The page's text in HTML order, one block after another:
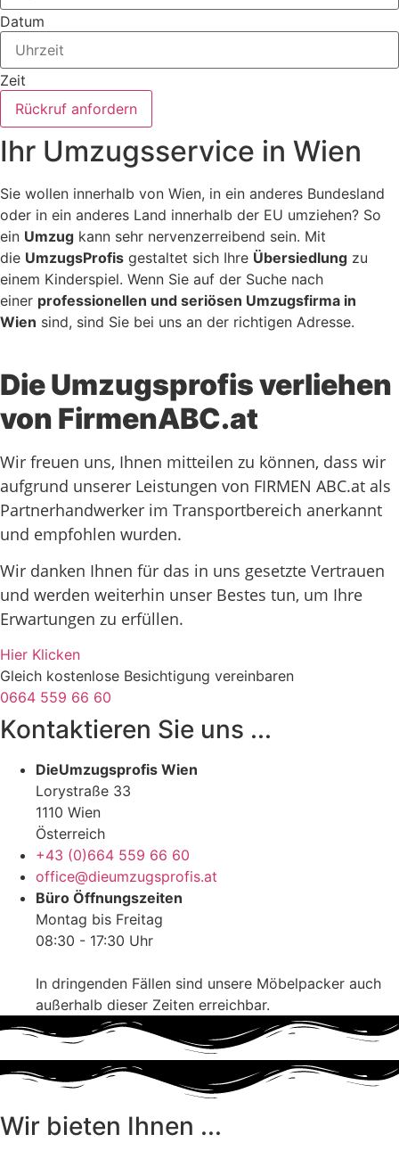
Datum
Zeit
Rückruf anfordern
Ihr Umzugsservice in Wien
Sie wollen innerhalb von Wien, in ein anderes Bundesland
oder in ein anderes Land innerhalb der EU umziehen? So
ein Umzug kann sehr nervenzerreibend sein. Mit
die UmzugsProfis gestaltet sich Ihre Übersiedlung zu
einem Kinderspiel. Wenn Sie auf der Suche nach
einer professionellen und seriösen Umzugsfirma in
Wien sind, sind Sie bei uns an der richtigen Adresse.
Die Umzugsprofis verliehen
von FirmenABC.at
Wir freuen uns, Ihnen mitteilen zu können, dass wir
aufgrund unserer Leistungen von FIRMEN ABC.at als
Partnerhandwerker im Transportbereich anerkannt
und empfohlen wurden.
Wir danken Ihnen für das in uns gesetzte Vertrauen
und werden weiterhin unser Bestes tun, um Ihre
Erwartungen zu erfüllen.
Hier Klicken
Gleich kostenlose Besichtigung vereinbaren
0664 559 66 60
Kontaktieren Sie uns ...
DieUmzugsprofis Wien
Lorystraße 33
1110 Wien
Österreich
+43 (0)664 559 66 60
office@dieumzugsprofis.at
Büro Öffnungszeiten
Montag bis Freitag
08:30 - 17:30 Uhr
In dringenden Fällen sind unsere Möbelpacker auch
außerhalb dieser Zeiten erreichbar.
Wir bieten Ihnen ...